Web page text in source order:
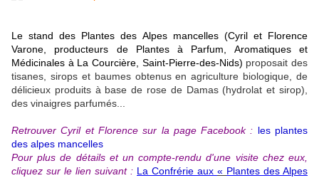
Le stand des Plantes des Alpes mancelles (Cyril et Florence
Varone, producteurs de Plantes à Parfum, Aromatiques et
Médicinales à La Courcière, Saint-Pierre-des-Nids) proposait des
tisanes, sirops et baumes obtenus en agriculture biologique, de
délicieux produits à base de rose de Damas (hydrolat et sirop),
des vinaigres parfumés...
Retrouver Cyril et Florence sur la page Facebook : les plantes
des alpes mancelles
Pour plus de détails et un compte-rendu d'une visite chez eux,
cliquez sur le lien suivant : La Confrérie aux « Plantes des Alpes